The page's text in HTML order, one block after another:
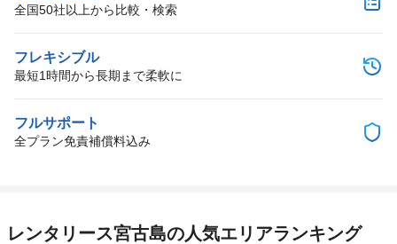
全国50社以上から比較・検索
フレキシブル
最短1時間から長期まで柔軟に
フルサポート
全プラン免責補償料込み
レンタリース宮古島の人気エリアランキング